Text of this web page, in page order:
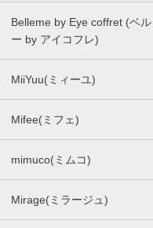
Belleme by Eye coffret (ベル
ー by アイコフレ)
MiiYuu(ミィーユ)
Mifee(ミフェ)
mimuco(ミムコ)
Mirage(ミラージュ)